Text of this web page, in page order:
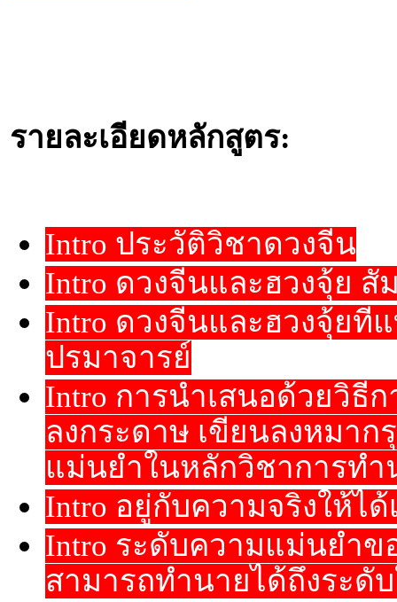
รายละเอียดหลักสูตร:
Intro ประวัติวิชาดวงจีน
Intro ดวงจีนและฮวงจุ้ย
Intro ดวงจีนและฮวงจุ้ยที่
ปรมาจารย์
Intro การนำเสนอด้วยวิธี
ลงกระดาษ เขียนลงหมา
แม่นยำในหลักวิชาการทำ
Intro อยู่กับความจริงให้ไ
Intro ระดับความแม่นยำข
สามารถทำนายได้ถึงระดั